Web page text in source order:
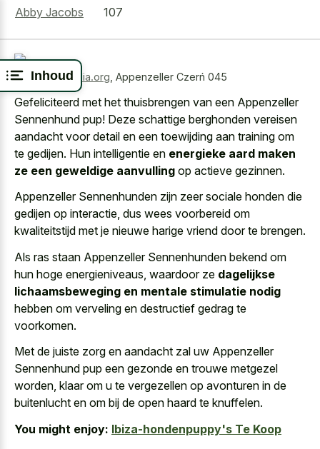
Inhoud
Abby Jacobs
107
Bron: wikimedia.org Appenzeller Czerń 045
Gefeliciteerd met het thuisbrengen van een Appenzeller
Sennenhund pup! Deze schattige berghonden vereisen
aandacht voor detail en een toewijding aan training om
te gedijen. Hun intelligentie en energieke aard maken
ze een geweldige aanvulling op actieve gezinnen.
Appenzeller Sennenhunden zijn zeer sociale honden die
gedijen op interactie, dus wees voorbereid om
kwaliteitstijd met je nieuwe harige vriend door te brengen.
Als ras staan Appenzeller Sennenhunden bekend om
hun hoge energieniveaus, waardoor ze dagelijkse
lichaamsbeweging en mentale stimulatie nodig
hebben om verveling en destructief gedrag te
voorkomen.
Met de juiste zorg en aandacht zal uw Appenzeller
Sennenhund pup een gezonde en trouwe metgezel
worden, klaar om u te vergezellen op avonturen in de
buitenlucht en om bij de open haard te knuffelen.
You might enjoy: Ibiza-hondenpuppy's Te Koop